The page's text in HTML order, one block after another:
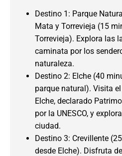
Destino 1: Parque
Mata y Torrevieja (15
Torrevieja). Explora las
caminata por los
naturaleza.
Destino 2: Elche (40
parque natural). Visita
Elche, declarado
por la UNESCO, y
ciudad.
Destino 3: Crevillente
desde Elche). Disfruta